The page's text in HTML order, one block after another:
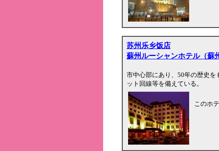
苏州乐乡饭店
蘇州ルーシャンホテル（蘇
市中心部にあり、50年の歴史
ット回線等を備えている。
このホ